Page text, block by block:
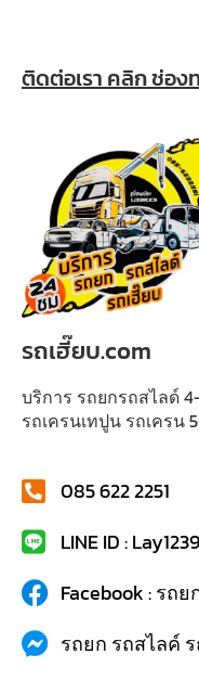
ติดต่อเรา คลิก ช่อง
รถเฮี๊ยบ.com
บริการ รถยกรถสไลด์
รถเครนเทปูน รถเครน
085 622 2251
LINE ID : Lay1239
Facebook : รถ
รถยก รถสไลค์ ร